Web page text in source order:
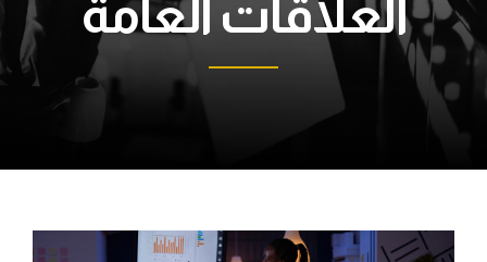
العلاقات العامة